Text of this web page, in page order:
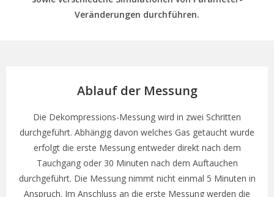
Veränderungen durchführen.
Ablauf der Messung
Die Dekompressions-Messung wird in zwei Schritten
durchgeführt. Abhängig davon welches Gas getaucht wurde
erfolgt die erste Messung entweder direkt nach dem
Tauchgang oder 30 Minuten nach dem Auftauchen
durchgeführt. Die Messung nimmt nicht einmal 5 Minuten in
Anspruch. Im Anschluss an die erste Messung werden die